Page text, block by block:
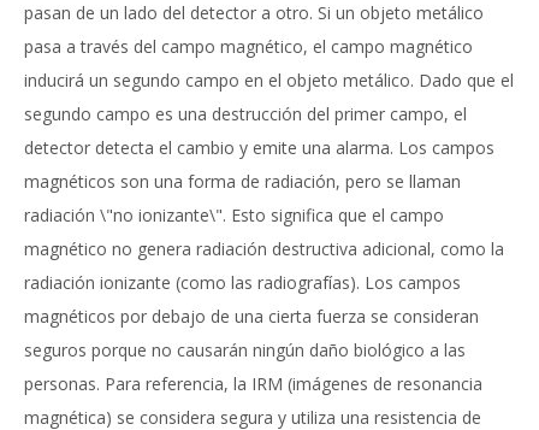
pasan de un lado del detector a otro. Si un objeto metálico
pasa a través del campo magnético, el campo magnético
inducirá un segundo campo en el objeto metálico. Dado que el
segundo campo es una destrucción del primer campo, el
detector detecta el cambio y emite una alarma. Los campos
magnéticos son una forma de radiación, pero se llaman
radiación \"no ionizante\". Esto significa que el campo
magnético no genera radiación destructiva adicional, como la
radiación ionizante (como las radiografías). Los campos
magnéticos por debajo de una cierta fuerza se consideran
seguros porque no causarán ningún daño biológico a las
personas. Para referencia, la IRM (imágenes de resonancia
magnética) se considera segura y utiliza una resistencia de